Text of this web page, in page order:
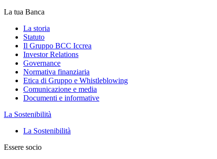
La tua Banca
La storia
Statuto
Il Gruppo BCC Iccrea
Investor Relations
Governance
Normativa finanziaria
Etica di Gruppo e Whistleblowing
Comunicazione e media
Documenti e informative
La Sostenibilità
La Sostenibilità
Essere socio